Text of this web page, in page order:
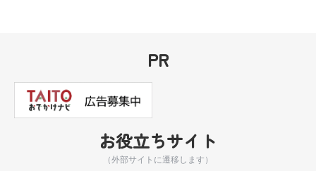
PR
お役立ちサイト
（外部サイトに遷移します）